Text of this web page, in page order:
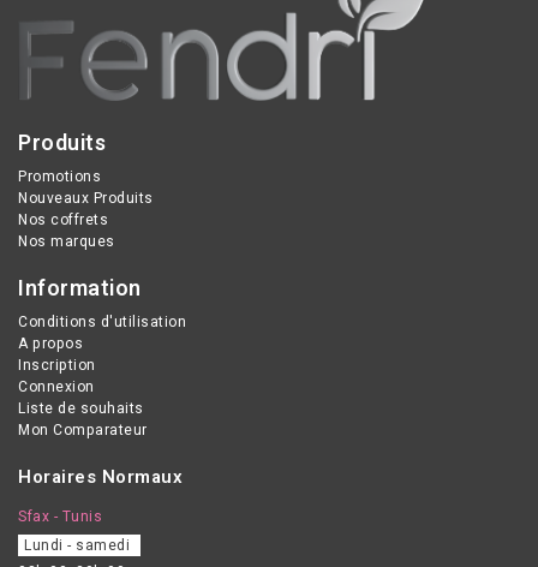
Produits
Promotions
Nouveaux Produits
Nos coffrets
Nos marques
Information
Conditions d'utilisation
A propos
Inscription
Connexion
Liste de souhaits
Mon Comparateur
Horaires Normaux
Sfax - Tunis
Lundi - samedi